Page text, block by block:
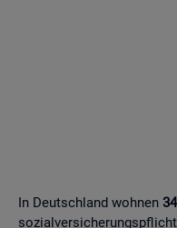
In Deutschland wohnen